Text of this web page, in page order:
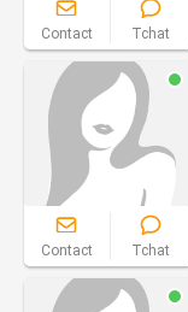
Contact Tchat
Contact Tchat